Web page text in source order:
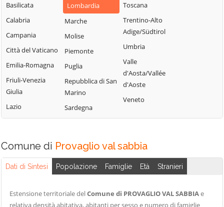
Borgo San
Giacomo
Borgosatollo
Borno
Botticino
Bovegno
Bovezzo
Brandico
Brione
Calcinato
Limone sul Garda
Lodrino
Lograto
Lonato del Garda
Longhena
Losine
Lozio
Lumezzane
Magasa
Mairano
Malegno
Manerba del
Puegnago del
Garda
Quinzano d'Oglio
Remedello
Rezzato
Roccafranca
Roncadelle
Rudiano
Sabbio Chiese
Salò
Basilicata
Calabria
Campania
Città del Vaticano
Emilia-Romagna
Friuli-Venezia
Giulia
Lazio
Lombardia
Marche
Molise
Piemonte
Puglia
Repubblica di San
Marino
Sardegna
Toscana
Trentino-Alto
Adige/Südtirol
Umbria
Valle
d'Aosta/Vallée
d'Aoste
Veneto
Comune di Provaglio val sabbia
Dati di Sintesi Popolazione Famiglie Età Stranieri
Estensione territoriale delComune di PROVAGLIO VAL SABBIAe
relativa densità abitativa, abitanti per sesso e numero di famiglie